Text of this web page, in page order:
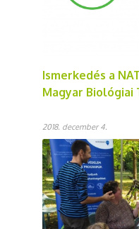
Ismerkedés a
Magyar Biológiai
2018. december 4.